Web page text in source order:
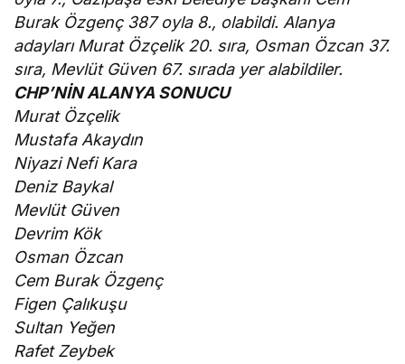
Burak Özgenç 387 oyla 8., olabildi. Alanya
adayları Murat Özçelik 20. sıra, Osman Özcan 37.
sıra, Mevlüt Güven 67. sırada yer alabildiler.
CHP’NİN ALANYA SONUCU
Murat Özçelik
Mustafa Akaydın
Niyazi Nefi Kara
Deniz Baykal
Mevlüt Güven
Devrim Kök
Osman Özcan
Cem Burak Özgenç
Figen Çalıkuşu
Sultan Yeğen
Rafet Zeybek